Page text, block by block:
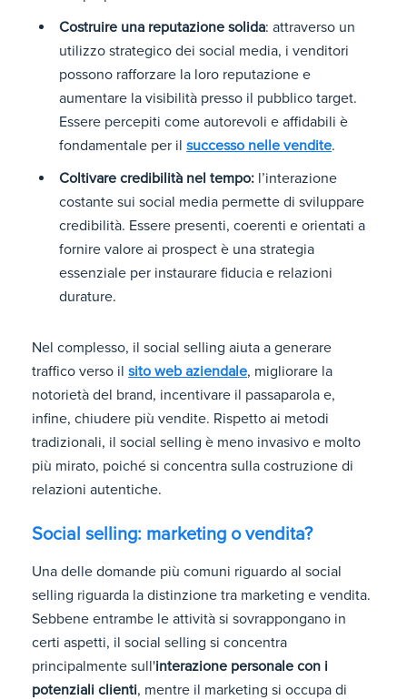
Costruire una reputazione solida: attraverso un
utilizzo strategico dei social media, i venditori
possono rafforzare la loro reputazione e
aumentare la visibilità presso il pubblico target.
Essere percepiti come autorevoli e affidabili è
fondamentale per il successo nelle vendite.
Coltivare credibilità nel tempo: l’interazione
costante sui social media permette di sviluppare
credibilità. Essere presenti, coerenti e orientati a
fornire valore ai prospect è una strategia
essenziale per instaurare fiducia e relazioni
durature.
Nel complesso, il social selling aiuta a generare
traffico verso il sito web aziendale, migliorare la
notorietà del brand, incentivare il passaparola e,
infine, chiudere più vendite. Rispetto ai metodi
tradizionali, il social selling è meno invasivo e molto
più mirato, poiché si concentra sulla costruzione di
relazioni autentiche.
Social selling: marketing o vendita?
Una delle domande più comuni riguardo al social
selling riguarda la distinzione tra marketing e vendita.
Sebbene entrambe le attività si sovrappongano in
certi aspetti, il social selling si concentra
principalmente sull'interazione personale con i
potenziali clienti, mentre il marketing si occupa di